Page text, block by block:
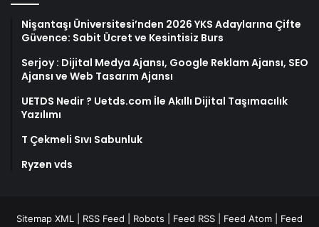
Nişantaşı Üniversitesi’nden 2026 YKS Adaylarına Çifte
Güvence: Sabit Ücret ve Kesintisiz Burs
Serjoy : Dijital Medya Ajansı, Google Reklam Ajansı, SEO
Ajansı ve Web Tasarım Ajansı
UETDS Nedir ? Uetds.com İle Akıllı Dijital Taşımacılık
Yazılımı
T Çekmeli Sıvı Sabunluk
Ryzen vds
Sitemap XML RSS Feed Robots Feed RSS Feed Atom Feed